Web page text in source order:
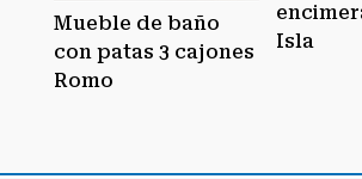
Mueble de baño
con patas 3 cajones
Romo
Isla